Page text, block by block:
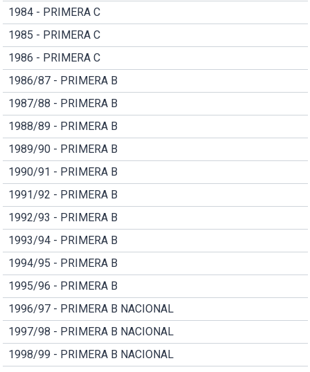
1984 - PRIMERA C
1985 - PRIMERA C
1986 - PRIMERA C
1986/87 - PRIMERA B
1987/88 - PRIMERA B
1988/89 - PRIMERA B
1989/90 - PRIMERA B
1990/91 - PRIMERA B
1991/92 - PRIMERA B
1992/93 - PRIMERA B
1993/94 - PRIMERA B
1994/95 - PRIMERA B
1995/96 - PRIMERA B
1996/97 - PRIMERA B NACIONAL
1997/98 - PRIMERA B NACIONAL
1998/99 - PRIMERA B NACIONAL